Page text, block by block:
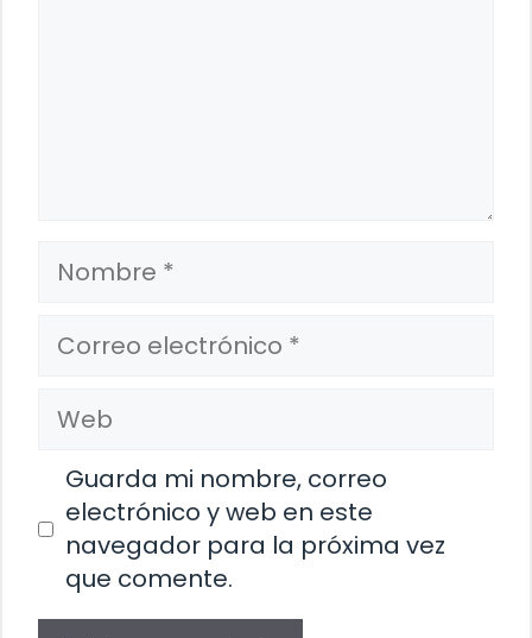
Nombre
Correo
electrónico
Web
Guarda mi nombre, correo
electrónico y web en este
navegador para la próxima vez
que comente.